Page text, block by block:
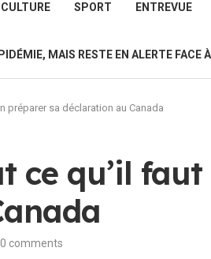
CULTURE SPORT ENTREVUE
MAIS RESTE EN ALERTE FACE
préparer sa déclaration au Canada
ce qu’il
0 comments